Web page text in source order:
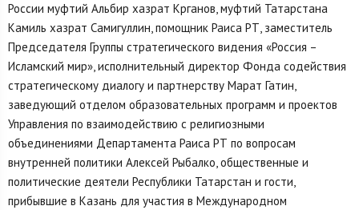
России муфтий Альбир хазрат Крганов, муфтий Татарстана
Камиль хазрат Самигуллин, помощник Раиса РТ, заместитель
Председателя Группы стратегического видения «Россия –
Исламский мир», исполнительный директор Фонда содействия
стратегическому диалогу и партнерству Марат Гатин,
заведующий отделом образовательных программ и проектов
Управления по взаимодействию с религиозными
объединениями Департамента Раиса РТ по вопросам
внутренней политики Алексей Рыбалко, общественные и
политические деятели Республики Татарстан и гости,
прибывшие в Казань для участия в Международном